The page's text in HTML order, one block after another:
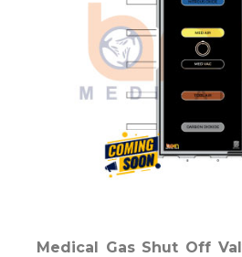
Medical Gas Shut Off